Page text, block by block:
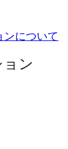
ンについて
ン